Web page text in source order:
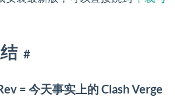
#
= 今天事实上的 Clash Verge